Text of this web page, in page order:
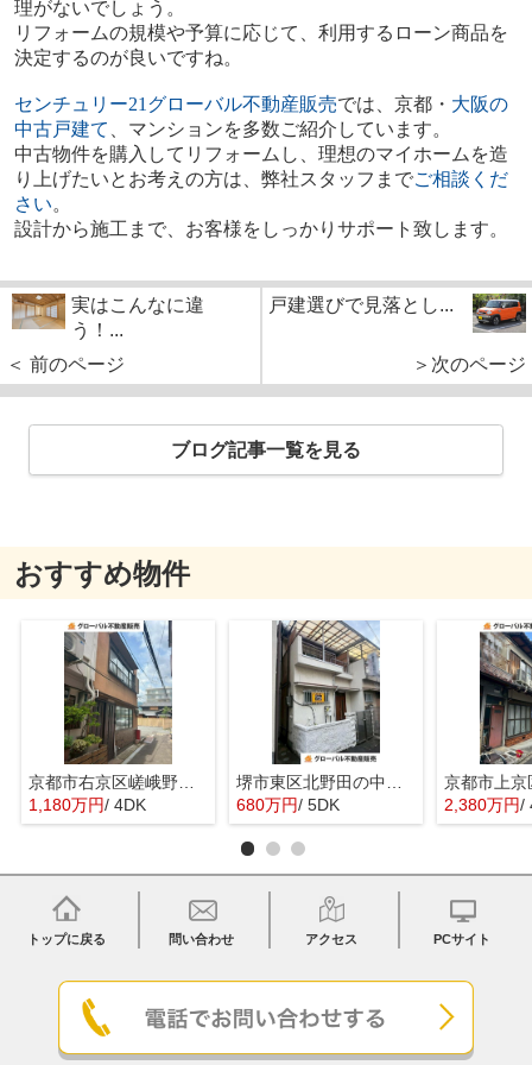
理がないでしょう。
リフォームの規模や予算に応じて、利用するローン商品を
決定するのが良いですね。
センチュリー21 グローバル不動産販売では、京都・ 大阪の
中古戸建て
、マンションを多数ご紹介しています。
中古物件を購入してリフォームし、理想のマイホームを造
り上げたいとお考えの方は、弊社スタッフまでご相談くだ
さい。
設計から施工まで、お客様をしっかりサポート致します。
実はこんなに違
う！...
＜ 前のページ
戸建選びで見落とし...
＞次のページ
ブログ記事一覧を見る
おすすめ物件
京都市右京区嵯峨野宮ノ元町の中古一戸建
1,180万円/ 4DK
680万円/ 5DK 2,380万円/
トップに戻る 問い合わせ アクセス PCサイト